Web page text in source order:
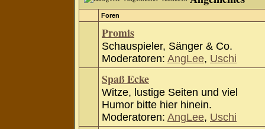
Foren
Promis
Schauspieler, Sänger & Co.
Moderatoren: AngLee, Uschi
Spaß Ecke
Witze, lustige Seiten und viel
Humor bitte hier hinein.
Moderatoren: AngLee, Uschi